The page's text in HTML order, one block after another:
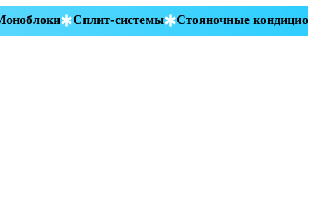
Сплит-системы Стояночные